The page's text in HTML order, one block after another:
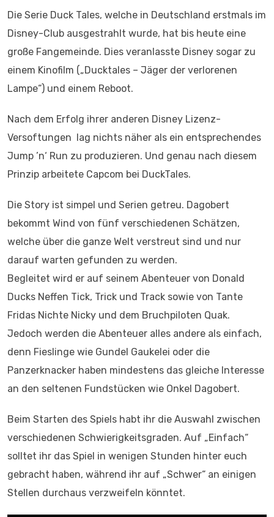
Die Serie Duck Tales, welche in Deutschland erstmals im
Disney-Club ausgestrahlt wurde, hat bis heute eine
große Fangemeinde. Dies veranlasste Disney sogar zu
einem Kinofilm („Ducktales – Jäger der verlorenen
Lampe“) und einem Reboot.
Nach dem Erfolg ihrer anderen Disney Lizenz-
Versoftungen lag nichts näher als ein entsprechendes
Jump ’n‘ Run zu produzieren. Und genau nach diesem
Prinzip arbeitete Capcom bei DuckTales.
Die Story ist simpel und Serien getreu. Dagobert
bekommt Wind von fünf verschiedenen Schätzen,
welche über die ganze Welt verstreut sind und nur
darauf warten gefunden zu werden.
Begleitet wird er auf seinem Abenteuer von Donald
Ducks Neffen Tick, Trick und Track sowie von Tante
Fridas Nichte Nicky und dem Bruchpiloten Quak.
Jedoch werden die Abenteuer alles andere als einfach,
denn Fieslinge wie Gundel Gaukelei oder die
Panzerknacker haben mindestens das gleiche Interesse
an den seltenen Fundstücken wie Onkel Dagobert.
Beim Starten des Spiels habt ihr die Auswahl zwischen
verschiedenen Schwierigkeitsgraden. Auf „Einfach“
solltet ihr das Spiel in wenigen Stunden hinter euch
gebracht haben, während ihr auf „Schwer“ an einigen
Stellen durchaus verzweifeln könntet.